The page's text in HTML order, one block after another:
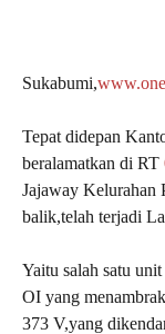
Sukabumi,
Tepat didepan
beralamatkan di RT
Jajaway Kelurahan
balik,telah terjadi
Yaitu salah satu
OI yang
373 V,yang